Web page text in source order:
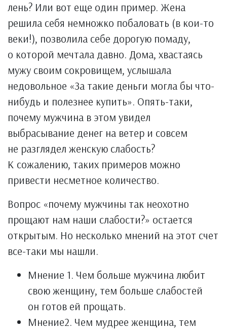
лень? Или вот еще один пример. Жена
решила себя немножко побаловать (в кои-то
веки!), позволила себе дорогую помаду,
о которой мечтала давно. Дома, хвастаясь
мужу своим сокровищем, услышала
недовольное «За такие деньги могла бы что-
нибудь и полезнее купить». Опять-таки,
почему мужчина в этом увидел
выбрасывание денег на ветер и совсем
не разглядел женскую слабость?
К сожалению, таких примеров можно
привести несметное количество.
Вопрос «почему мужчины так неохотно
прощают нам наши слабости?» остается
открытым. Но несколько мнений на этот счет
все-таки мы нашли.
Мнение 1. Чем больше мужчина любит
свою женщину, тем больше слабостей
он готов ей прощать.
Мнение2. Чем мудрее женщина, тем